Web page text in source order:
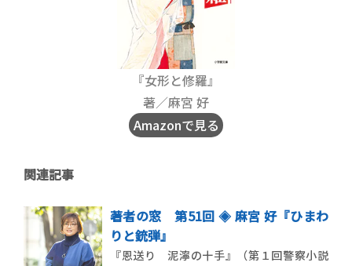
『女形と修羅』
著／麻宮 好
Amazonで見る
関連記事
著者の窓 第51回 ◈ 麻宮 好『ひまわ
りと銃弾』
『恩送り 泥濘の十手』（第１回警察小説